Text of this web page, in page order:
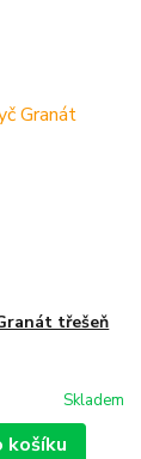
třešeň
Skladem
košíku